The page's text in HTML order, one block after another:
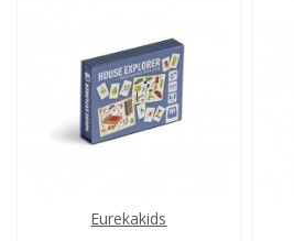
Eurekakids